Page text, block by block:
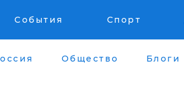
События Спорт
Общество Блоги